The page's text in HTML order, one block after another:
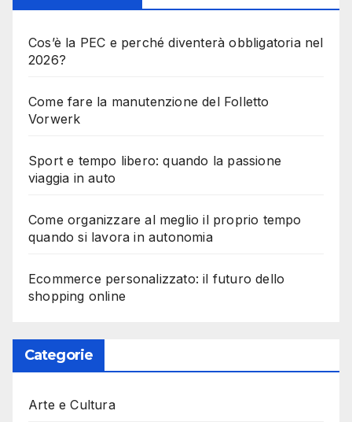
Cos’è la PEC e perché diventerà obbligatoria nel
2026?
Come fare la manutenzione del Folletto
Vorwerk
Sport e tempo libero: quando la passione
viaggia in auto
Come organizzare al meglio il proprio tempo
quando si lavora in autonomia
Ecommerce personalizzato: il futuro dello
shopping online
Categorie
Arte e Cultura